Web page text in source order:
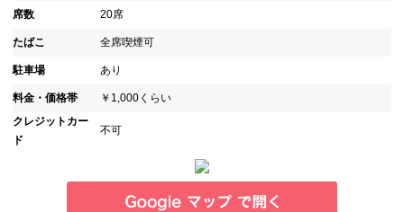
席数 20席
たばこ 全席喫煙可
駐車場 あり
料金・価格帯
￥1,000くらい
クレジットカー
ド
不可